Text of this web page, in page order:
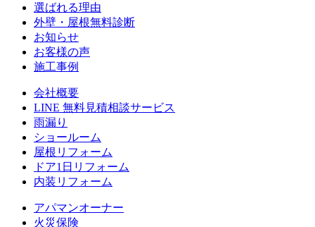
選ばれる理由
外壁・屋根無料診断
お知らせ
お客様の声
施⼯事例
会社概要
LINE 無料⾒積相談サービス
⾬漏り
ショールーム
屋根リフォーム
ドア1⽇リフォーム
内装リフォーム
アパマンオーナー
⽕災保険